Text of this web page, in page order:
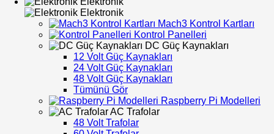
Elektronik
Mach3 Kontrol Kartları
Kontrol Panelleri
DC Güç Kaynakları
12 Volt Güç Kaynakları
24 Volt Güç Kaynakları
48 Volt Güç Kaynakları
Tümünü Gör
Raspberry Pi Modelleri
AC Trafolar
48 Volt Trafolar